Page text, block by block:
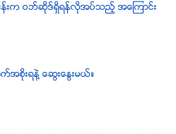
ငန္းက ဝဘ္ဆိုဒ္ရွိရန္လိုအပ္သည့္ အေၾကာင္း
စိုးရနဲ႔ ေဆြးေႏြးမယ္။